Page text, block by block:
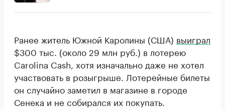
Ранее житель Южной Каролины (США) выиграл
$300 тыс. (около 29 млн руб.) в лотерею
Carolina Cash, хотя изначально даже не хотел
участвовать в розыгрыше. Лотерейные билеты
он случайно заметил в магазине в городе
Сенека и не собирался их покупать.